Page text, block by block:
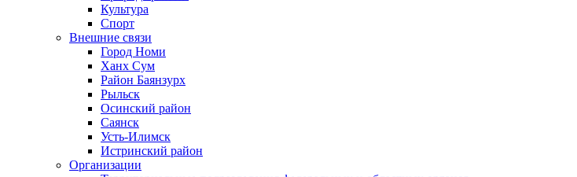
Культура
Спорт
Внешние связи
Город Номи
Ханх Сум
Район Баянзурх
Рыльск
Осинский район
Саянск
Усть-Илимск
Истринский район
Организации